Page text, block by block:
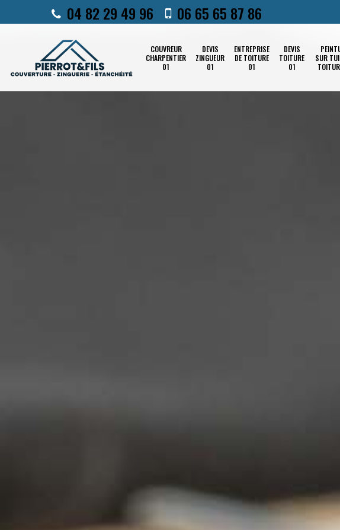
04 82 29 49 96 06 65 65 87 86
COUVREUR
CHARPENTIER
01
DEVIS
ZINGUEUR
01
ENTREPRISE
DE TOITURE
01
DEVIS
TOITURE
01
SUR